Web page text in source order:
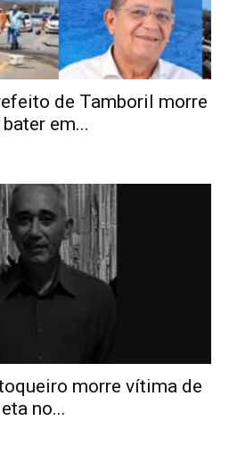
de Tamboril morre
em...
morre vítima de
no...